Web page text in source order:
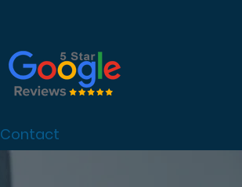
Contact